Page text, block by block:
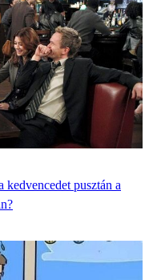
pusztán a